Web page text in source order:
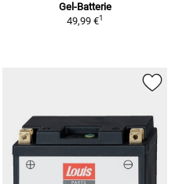
Gel-Batterie
49,99 €1